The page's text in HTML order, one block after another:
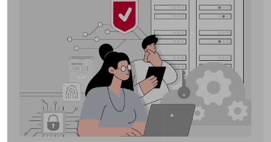
業種・業態で探す
業種・業態で探すTOP
自治体
一次産業